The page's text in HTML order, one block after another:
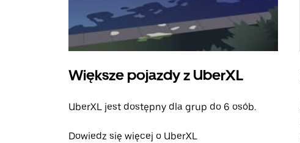
Większe pojazdy z UberXL
UberXL jest dostępny dla grup do 6 osób.
Dowiedz się więcej o UberXL